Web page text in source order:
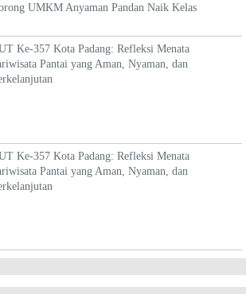
UMKM Anyaman Pandan Naik Kelas
Ke-357 Kota Padang: Refleksi Menata
Pantai yang Aman, Nyaman, dan
Ke-357 Kota Padang: Refleksi Menata
Pantai yang Aman, Nyaman, dan